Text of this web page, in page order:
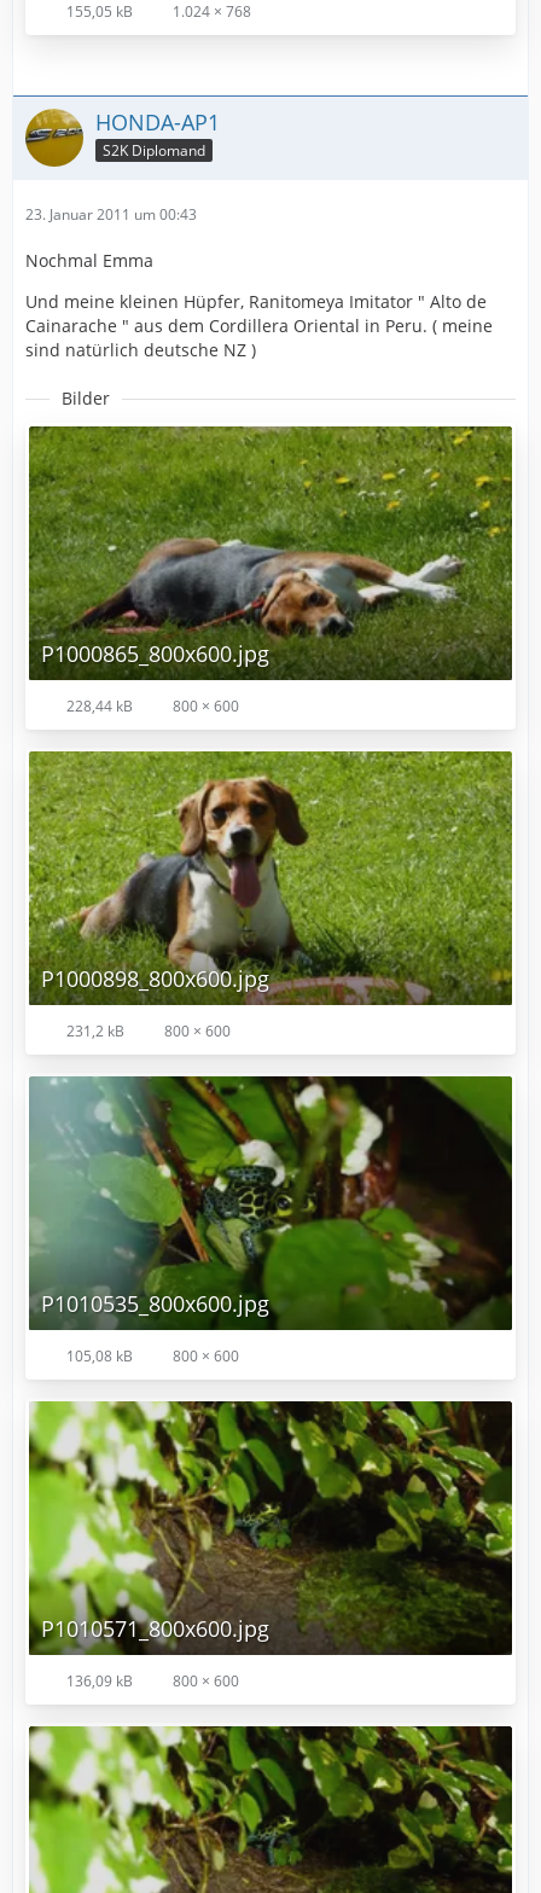
155,05 kB 1.024 × 768
HONDA-AP1
S2K Diplomand
23. Januar 2011 um 00:43
Nochmal Emma
Und meine kleinen Hüpfer, Ranitomeya Imitator " Alto de
Cainarache " aus dem Cordillera Oriental in Peru. ( meine
sind natürlich deutsche NZ )
Bilder
P1000865_800x600.jpg
228,44 kB 800 × 600
P1000898_800x600.jpg
231,2 kB 800 × 600
P1010535_800x600.jpg
105,08 kB 800 × 600
P1010571_800x600.jpg
136,09 kB 800 × 600